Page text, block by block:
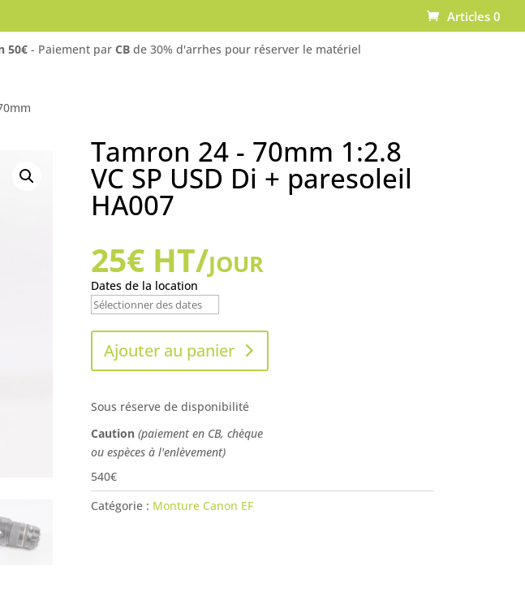
Articles 0
50€ - Paiement par CB de 30% d'arrhes pour réserver le matériel
Tamron 24 - 70mm 1:2.8
VC SP USD Di + paresoleil
HA007
25€ HT/jour
Dates de la location
Ajouter au panier
Sous réserve de disponibilité
Caution (paiement en CB, chèque
ou espèces à l'enlèvement)
540€
Catégorie : Monture Canon EF